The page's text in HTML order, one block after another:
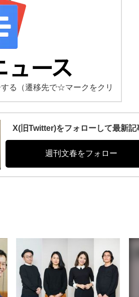
る
（遷移先で☆マークをクリ
X(旧Twitter)をフォローして最新記
週刊文春をフォロー